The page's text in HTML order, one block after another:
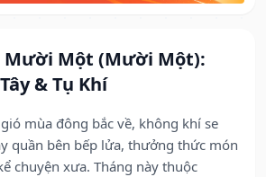
Mười Một (Mười Một):
& Tụ Khí
mùa đông bắc về, không khí se
quần bên bếp lửa, thưởng thức món
chuyện xưa. Tháng này thuộc